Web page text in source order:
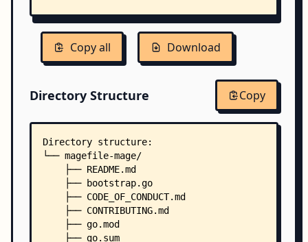
Copy all Download
Directory Structure Copy
Directory structure:
└── magefile-mage/
    ├── README.md
    ├── bootstrap.go
    ├── CODE_OF_CONDUCT.md
    ├── CONTRIBUTING.md
    ├── go.mod
    ├── go.sum